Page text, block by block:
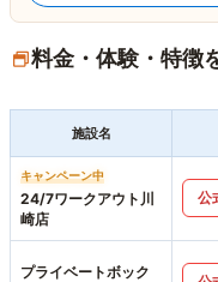
料金・体験・特徴
施設名
キャンペーン中
24/7ワークアウト川
崎店
公
プライベートボック